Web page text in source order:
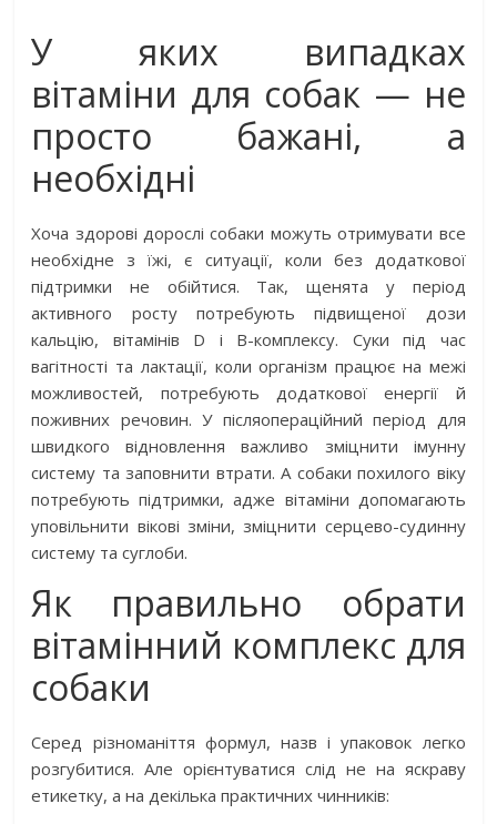
У яких випадках
вітаміни для собак — не
просто бажані, а
необхідні
Хоча здорові дорослі собаки можуть отримувати все
необхідне з їжі, є ситуації, коли без додаткової
підтримки не обійтися. Так, щенята у період
активного росту потребують підвищеної дози
кальцію, вітамінів D і B-комплексу. Суки під час
вагітності та лактації, коли організм працює на межі
можливостей, потребують додаткової енергії й
поживних речовин. У післяопераційний період для
швидкого відновлення важливо зміцнити імунну
систему та заповнити втрати. А собаки похилого віку
потребують підтримки, адже вітаміни допомагають
уповільнити вікові зміни, зміцнити серцево-судинну
систему та суглоби.
Як правильно обрати
вітамінний комплекс для
собаки
Серед різноманіття формул, назв і упаковок легко
розгубитися. Але орієнтуватися слід не на яскраву
етикетку, а на декілька практичних чинників: